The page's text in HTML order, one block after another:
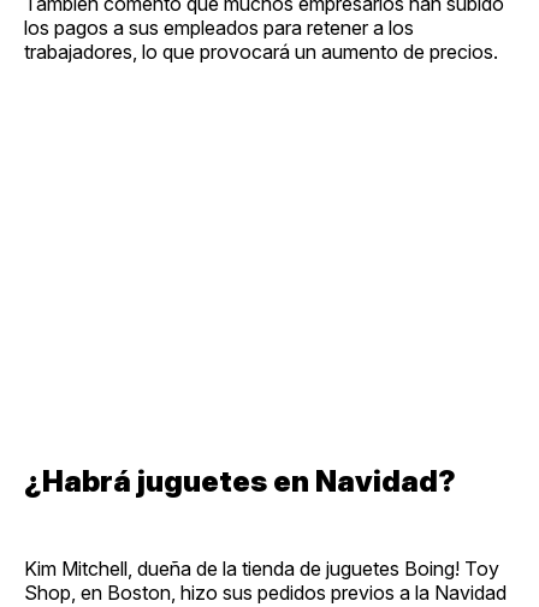
los pagos a sus empleados para retener a los
trabajadores, lo que provocará un aumento de precios.
¿Habrá juguetes en Navidad?
Kim Mitchell, dueña de la tienda de juguetes Boing! Toy
Shop, en Boston, hizo sus pedidos previos a la Navidad